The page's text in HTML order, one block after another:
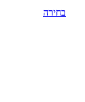
בחירה